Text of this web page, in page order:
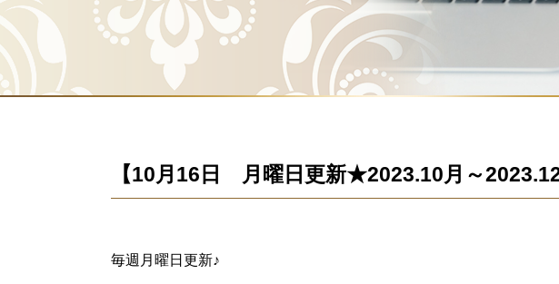
【10月16日 月曜日更新★2023.10月～2023.12
毎週月曜日更新♪